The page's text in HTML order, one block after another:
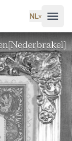
NL˅